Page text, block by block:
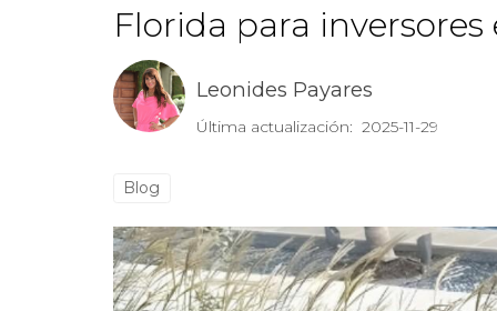
Florida para
Leonides Payares
Última actualización: 2025-11-29
Blog